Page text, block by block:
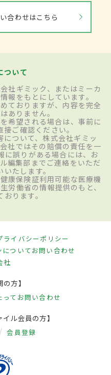
合わせはこちら
ついて
社ギミック、またはミーカ
報をもとにしています。
ておりますが、内容を完全
ありません。
希望される場合は、事前に
ご確認ください。
ついて、株式会社ギミッ
社ではその賠償の責任を一
に誤りがある場合には、お
編集部までご連絡をいただ
たします。
康保険証利用可能な医療機
労働省の情報提供のもと、
ります。
ライバシーポリシー
ついてお問い合わせ
社
の方】
て お問い合わせ
イル会員の方】
会員登録